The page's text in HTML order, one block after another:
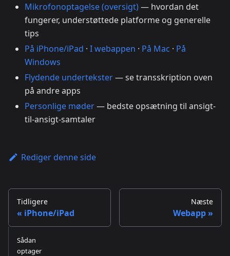
Mikrofonoptagelse (oversigt)— hvordan det
fungerer, understøttede platforme og generelle
tips
På iPhone/iPad · I webappen · På Mac · På
Windows
Flydende undertekster— se transskription oven
på andre apps
Personlige møder— bedste opsætning til ansigt-
til-ansigt-samtaler
Rediger denne side
Tidligere
iPhone/iPad
Næste
Webapp
Sådan
optager